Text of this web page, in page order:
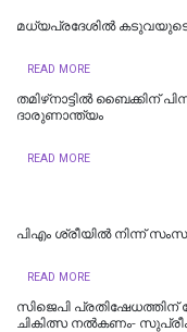
മധ്യപ്രദേശിൽ കടുവയുടെ
READ MORE
തമിഴ്‌നാട്ടില്‍ ബൈക്കിന്
ദാരുണാന്ത്യം
READ MORE
പിഎം ശ്രീയില്‍ നിന്ന്
READ MORE
സിജെപി പ്രതിഷേധത്തിന്
ചികിത്സ നൽകണം-